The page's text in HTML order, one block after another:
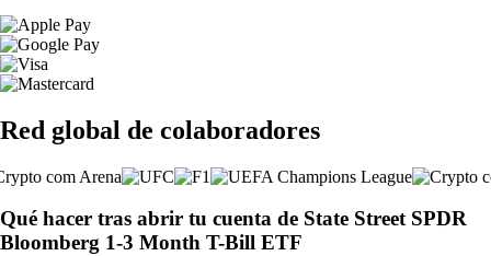
Red global de colaboradores
Qué hacer tras abrir tu cuenta de State Street SPDR
Bloomberg 1-3 Month T-Bill ETF